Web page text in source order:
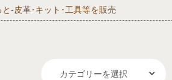
‐皮革･キット･工具等を販売